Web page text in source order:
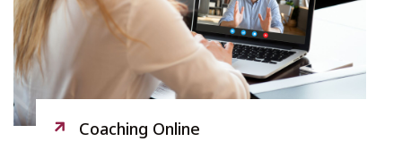
Coaching Online